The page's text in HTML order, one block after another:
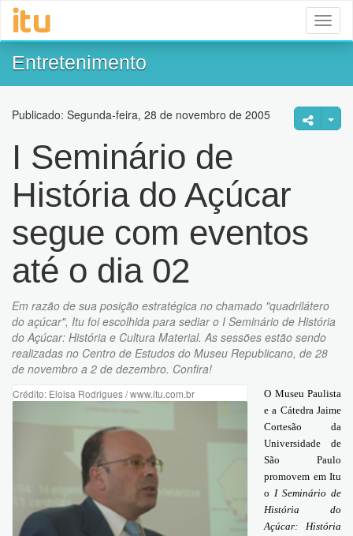
Entretenimento
Publicado: Segunda-feira, 28 de novembro de 2005
I Seminário de
História do Açúcar
segue com eventos
até o dia 02
Em razão de sua posição estratégica no chamado "quadrilátero
do açúcar", Itu foi escolhida para sediar o I Seminário de História
do Açúcar: História e Cultura Material. As sessões estão sendo
realizadas no Centro de Estudos do Museu Republicano, de 28
de novembro a 2 de dezembro. Confira!
Crédito: Eloisa Rodrigues / www.itu.com.br
O Museu Paulista
e a Cátedra Jaime
Cortesão da
Universidade de
São Paulo
promovem em Itu
o I Seminário de
História do
Açúcar: História